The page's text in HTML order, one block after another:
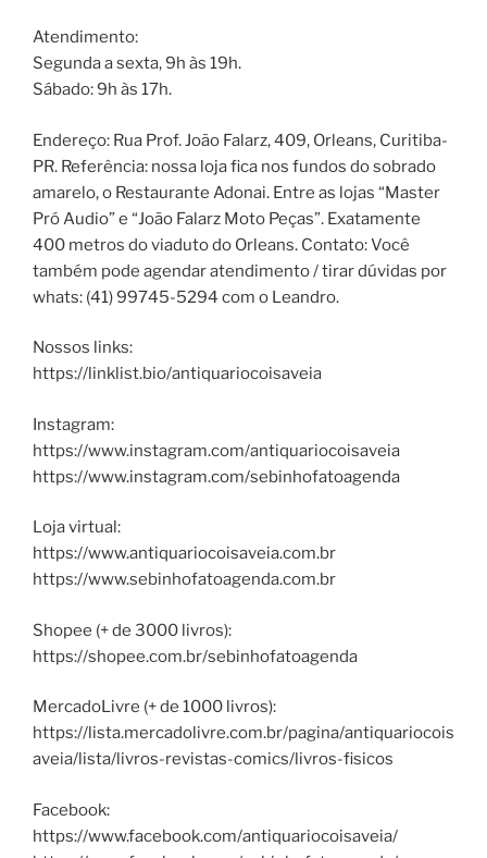
Atendimento:
Segunda a sexta, 9h às 19h.
Sábado: 9h às 17h.
Endereço: Rua Prof. João Falarz, 409, Orleans, Curitiba-
PR. Referência: nossa loja fica nos fundos do sobrado
amarelo, o Restaurante Adonai. Entre as lojas “Master
Pró Audio” e “João Falarz Moto Peças”. Exatamente
400 metros do viaduto do Orleans. Contato: Você
também pode agendar atendimento / tirar dúvidas por
whats: (41) 99745-5294 com o Leandro.
Nossos links:
https://linklist.bio/antiquariocoisaveia
Instagram:
https://www.instagram.com/antiquariocoisaveia
https://www.instagram.com/sebinhofatoagenda
Loja virtual:
https://www.antiquariocoisaveia.com.br
https://www.sebinhofatoagenda.com.br
Shopee (+ de 3000 livros):
https://shopee.com.br/sebinhofatoagenda
MercadoLivre (+ de 1000 livros):
https://lista.mercadolivre.com.br/pagina/antiquariocois
aveia/lista/livros-revistas-comics/livros-fisicos
Facebook:
https://www.facebook.com/antiquariocoisaveia/